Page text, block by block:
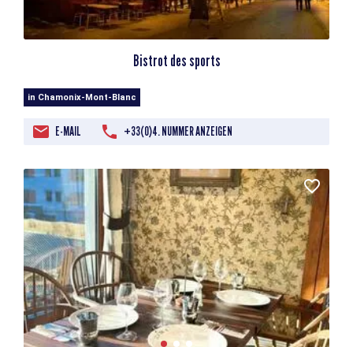
Bistrot des sports
in Chamonix-Mont-Blanc
E-MAIL +33(0)4. NUMMER ANZEIGEN